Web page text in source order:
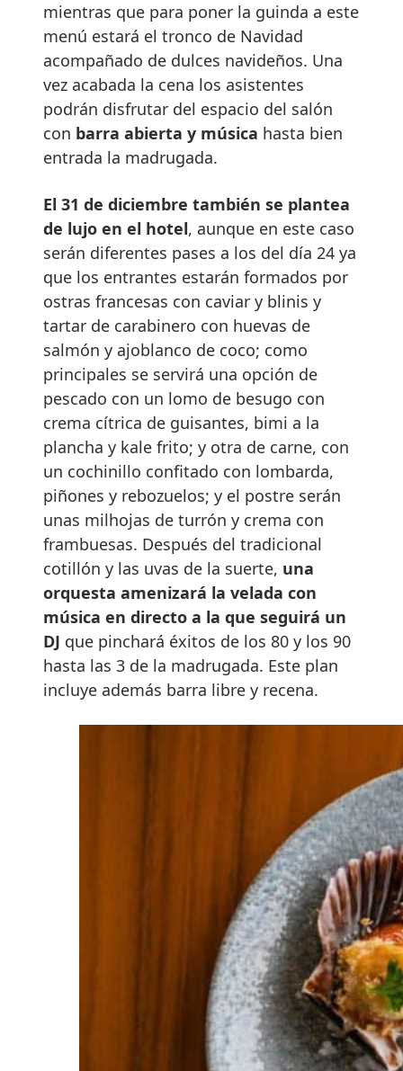
mientras que para poner la guinda a este
menú estará el tronco de Navidad
acompañado de dulces navideños. Una
vez acabada la cena los asistentes
podrán disfrutar del espacio del salón
con barra abierta y música hasta bien
entrada la madrugada.
El 31 de diciembre también se plantea
de lujo en el hotel, aunque en este caso
serán diferentes pases a los del día 24 ya
que los entrantes estarán formados por
ostras francesas con caviar y blinis y
tartar de carabinero con huevas de
salmón y ajoblanco de coco; como
principales se servirá una opción de
pescado con un lomo de besugo con
crema cítrica de guisantes, bimi a la
plancha y kale frito; y otra de carne, con
un cochinillo confitado con lombarda,
piñones y rebozuelos; y el postre serán
unas milhojas de turrón y crema con
frambuesas. Después del tradicional
cotillón y las uvas de la suerte, una
orquesta amenizará la velada con
música en directo a la que seguirá un
DJ que pinchará éxitos de los 80 y los 90
hasta las 3 de la madrugada. Este plan
incluye además barra libre y recena.